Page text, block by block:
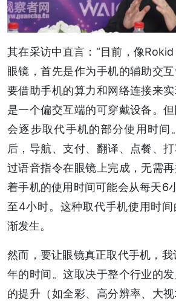
其在采访中直言：“目前，像
眼镜，首先是作为手机的辅助交
要借助手机的算力和网络连接来
是一个偏交互端的可穿戴设备。
会逐步取代手机的部分使用时间
后，导航、支付、翻译、点餐、
过语音指令在眼镜上完成，无需
着手机的使用时间可能会从每天6
至4小时。这种取代手机使用时
渐发生。
然而，要让眼镜真正取代手机，
年的时间。这取决于整个行业的
的提升（如全彩、高分辨率、大